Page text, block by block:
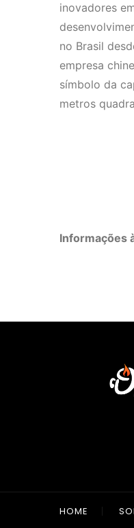
inovadores
no Brasil
empresa
símbolo da
metros
Informações
HOME